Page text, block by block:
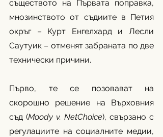
съществото на Първата поправка,
мнозинството от съдиите в Петия
окръг – Курт Енгелхард и Лесли
Саутуик – отменят забраната по две
технически причини.
Първо, те се позовават на
скорошно решение на Върховния
съд (Moody v. NetChoice), свързано с
регулациите на социалните медии,